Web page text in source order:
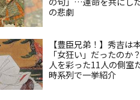
の悲劇
【豊臣兄弟！】秀吉は
「女狂い」だったのか
人を彩った11人の側室
時系列で一挙紹介